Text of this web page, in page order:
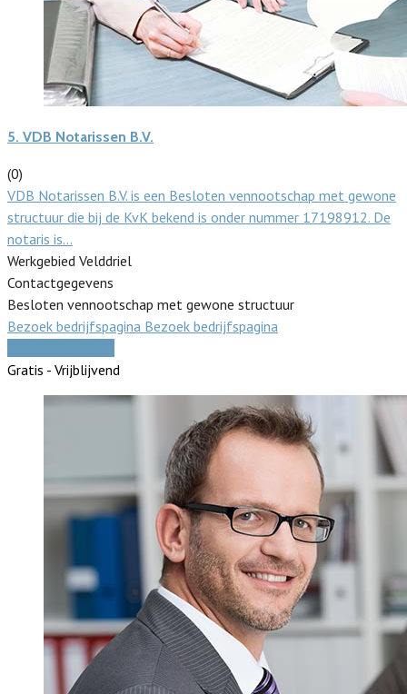
5. VDB Notarissen B.V.
(0)
VDB Notarissen B.V. is een Besloten vennootschap met gewone
structuur die bij de KvK bekend is onder nummer 17198912. De
notaris is…
Werkgebied Velddriel
Contactgegevens
Besloten vennootschap met gewone structuur
Bezoek bedrijfspagina Bezoek bedrijfspagina
Gratis - Vrijblijvend